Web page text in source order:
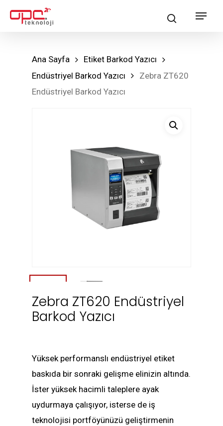
searchMenu
Ana Sayfa
Etiket Barkod Yazıcı
Endüstriyel Barkod Yazıcı
Zebra ZT620
Endüstriyel Barkod Yazıcı
Zebra ZT620 Endüstriyel
Barkod Yazıcı
Yüksek performanslı endüstriyel etiket
baskıda bir sonraki gelişme elinizin altında.
İster yüksek hacimli taleplere ayak
uydurmaya çalışıyor, isterse de iş
teknolojisi portföyünüzü geliştirmenin